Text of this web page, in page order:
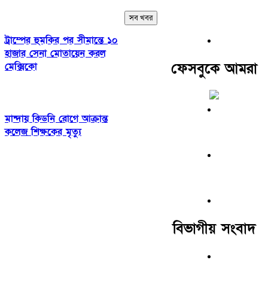
ট্রাম্পের হুমকির পর সীমান্তে ১০
হাজার সেনা মোতায়েন করল
মেক্সিকো
মান্দায় কিডনি রোগে আক্রান্ত
কলেজ শিক্ষকের মৃত্যু
সব খবর
ফেসবুকে আমরা
বিভাগীয় সংবাদ